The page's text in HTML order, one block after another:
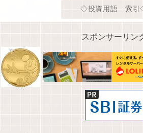
◇投資用語 索
スポンサーリン